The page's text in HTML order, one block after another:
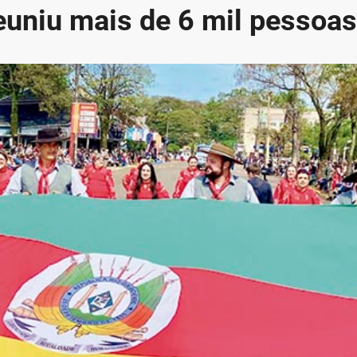
mais de 6 mil pessoas